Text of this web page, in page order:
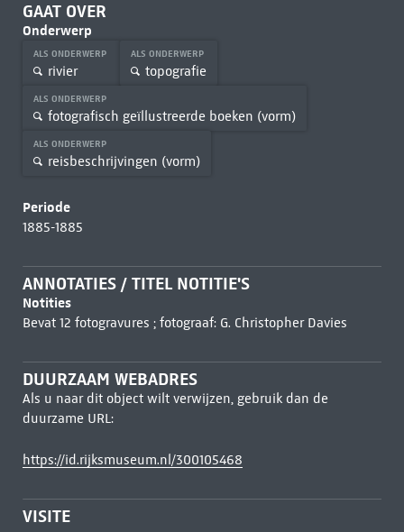
GAAT OVER
Onderwerp
ALS ONDERWERP
rivier
ALS ONDERWERP
topografie
ALS ONDERWERP
fotografisch geïllustreerde boeken (vorm)
ALS ONDERWERP
reisbeschrijvingen (vorm)
Periode
1885-1885
ANNOTATIES / TITEL NOTITIE'S
Notities
Bevat 12 fotogravures ; fotograaf: G. Christopher Davies
DUURZAAM WEBADRES
Als u naar dit object wilt verwijzen, gebruik dan de
duurzame URL:
https://id.rijksmuseum.nl/300105468
VISITE